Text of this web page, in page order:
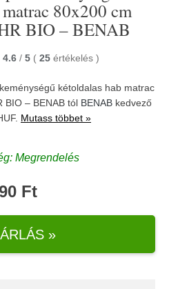
80x200 cm
BIO – BENAB
4.6 / 5 ( 25 értékelés )
kétoldalas hab matrac
BIO – BENAB tól BENABkedvező
Mutass többet »
Megrendelés
Ft
»